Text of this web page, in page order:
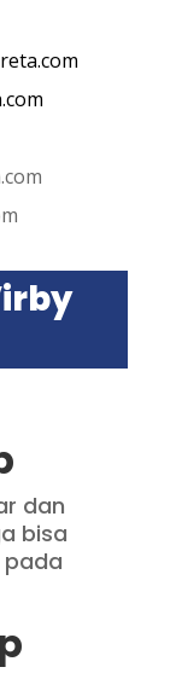
dan
bisa
pada